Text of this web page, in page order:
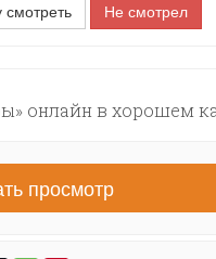
смотреть Не смотрел
онлайн в хорошем
просмотр